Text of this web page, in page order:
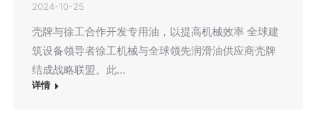
2024-10-25
壳牌与徐工合作开发专用油，以提高机械效率 全球建
筑设备领导者徐工机械与全球领先润滑油供应商壳牌
结成战略联盟。此…
详情